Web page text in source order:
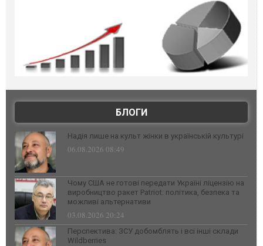
БЛОГИ
Надія лише на культ жінки в українській культурі
06.08.2026 08:49
Чому США не готові передати Україні ліцензію на
виробництво ракет Patriot: політика, безпека та
можливі альтернативи
03.08.2026 20:24
Перспектива: ЗСУ добомблять і всі інші склади
Wildberries